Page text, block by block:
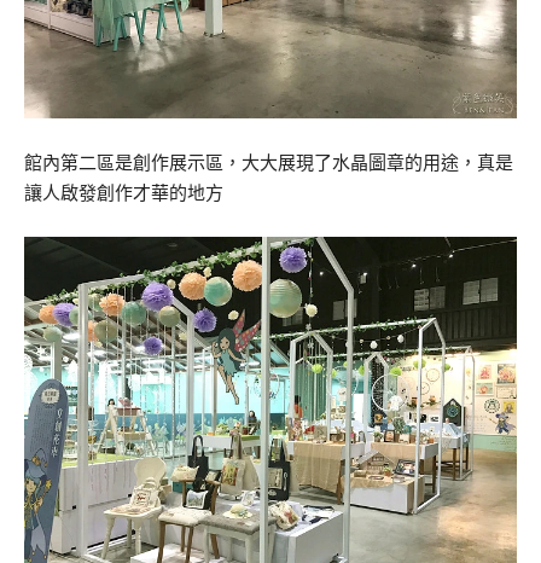
館內第二區是創作展示區，大大展現了水晶圖章的用途，真是
讓人啟發創作才華的地方